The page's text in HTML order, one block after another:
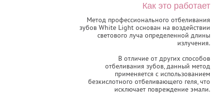
Как это работает
Метод профессионального отбеливания
зубов White Light основан на воздействии
светового луча определенной длины
излучения.
В отличие от других способов
отбеливания зубов, данный метод
применяется с использованием
безкислотного отбеливающего геля, что
исключает повреждение эмали.